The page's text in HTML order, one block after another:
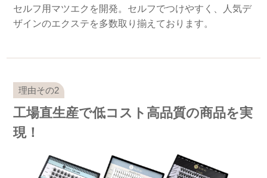
セルフ用マツエクを開発。セルフでつけやすく、人気デ
ザインのエクステを多数取り揃えております。
工場直生産で低コスト高品質の商品を実
現！